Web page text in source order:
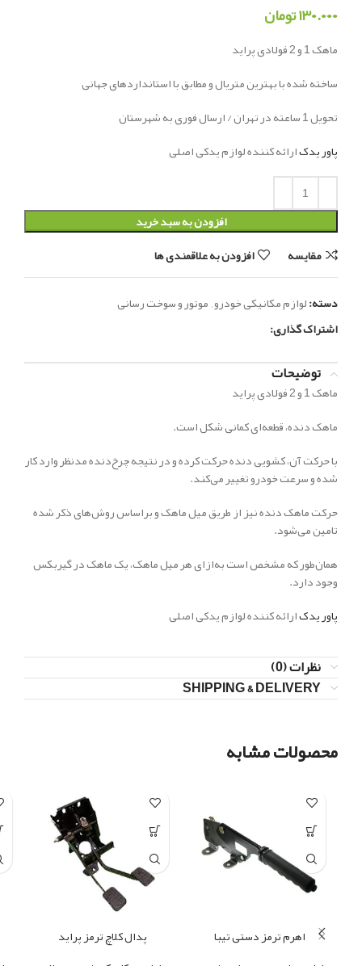
۱۳۰.۰۰۰تومان
ماهک 1 و 2 فولادی پراید
ساخته شده با بهترین متریال و مطابق با استانداردهای جهانی
تحویل 1 ساعته در تهران / ارسال فوری به شهرستان
پاور یدکارائه کننده لوازم یدکی اصلی
افزودن به سبد خرید
مقایسه
افزودن به علاقمندی ها
دسته:لوازم مکانیکی خودرو,موتور و سوخت رسانی
اشتراک گذاری:
توضیحات
ماهک 1 و 2 فولادی پراید
ماهک دنده، قطعه‌ای کمانی شکل است.
با حرکت آن، کشویی دنده حرکت کرده و در نتیجه چرخ‌دنده مدنظر وارد کار
شده و سرعت خودرو تغییر می‌کند.
حرکت ماهک دنده نیز از طریق میل ماهک و براساس روش‌های ذکر شده
تامین می‌شود.
همان‌طور که مشخص است به‌ازای هر میل ماهک، یک ماهک در گیربکس
وجود دارد.
پاور یدکارائه کننده لوازم یدکی اصلی
نظرات (0)
SHIPPING & DELIVERY
محصولات مشابه
اهرم ترمز دستی تیبا
پدال کلاچ ترمز پراید